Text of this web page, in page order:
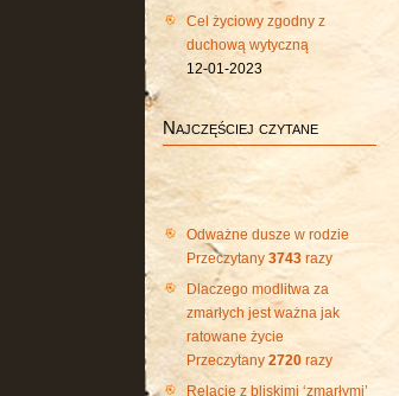
Cel życiowy zgodny z
duchową wytyczną
12-01-2023
Najczęściej czytane
Odważne dusze w rodzie
Przeczytany 3743 razy
Dlaczego modlitwa za
zmarłych jest ważna jak
ratowane życie
Przeczytany 2720 razy
Relacje z bliskimi ‘zmarłymi’